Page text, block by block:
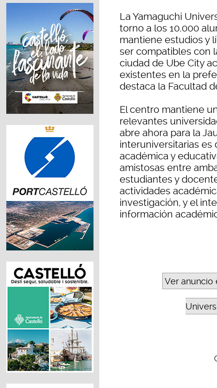
La Yamaguchi
torno a los 10.000
mantiene estudios y
ser compatibles con
ciudad de Ube City
existentes en la
destaca la Facultad
El centro mantiene
relevantes
abre ahora para la
interuniversitarias es
académica y
amistosas entre
estudiantes y
actividades
investigación, y el
información
Ver anuncio